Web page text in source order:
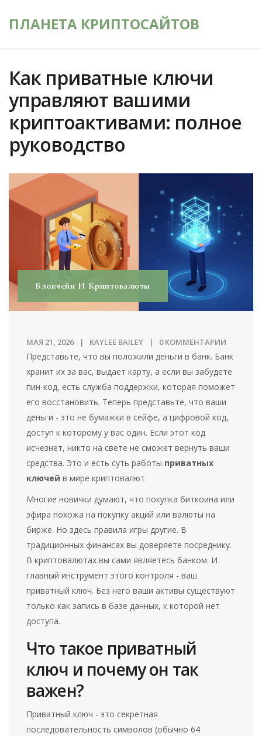
ПЛАНЕТА КРИПТОСАЙТОВ
Как приватные ключи
управляют вашими
криптоактивами: полное
руководство
Блокчейн И Криптовалюты
МАЯ 21, 2026 KAYLEE BAILEY 0 КОММЕНТАРИИ
Представьте, что вы положили деньги в банк. Банк
хранит их за вас, выдает карту, а если вы забудете
пин-код, есть служба поддержки, которая поможет
его восстановить. Теперь представьте, что ваши
деньги - это не бумажки в сейфе, а цифровой код,
доступ к которому у вас один. Если этот код
исчезнет, никто на свете не сможет вернуть ваши
средства. Это и есть суть работы приватных
ключей в мире криптовалют.
Многие новички думают, что покупка биткоина или
эфира похожа на покупку акций или валюты на
бирже. Но здесь правила игры другие. В
традиционных финансах вы доверяете посреднику.
В криптовалютах вы сами являетесь банком. И
главный инструмент этого контроля - ваш
приватный ключ. Без него ваши активы существуют
только как запись в базе данных, к которой нет
доступа.
Что такое приватный
ключ и почему он так
важен?
Приватный ключ - это секретная
последовательность символов (обычно 64